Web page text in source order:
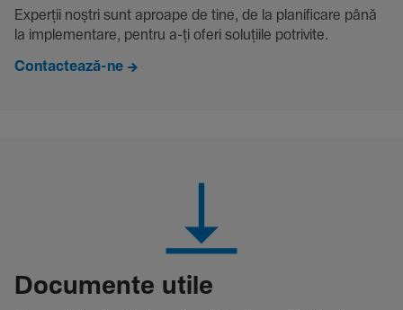
Experții noștri sunt aproape de tine, de la plani­fi­care până
la imple­men­tare, pentru a-ți oferi solu­țiile potri­vite.
Contactează-ne
Docu­mente utile